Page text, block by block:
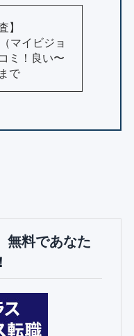
】
マイビジョ
ミ！良い〜
で
無料であなた